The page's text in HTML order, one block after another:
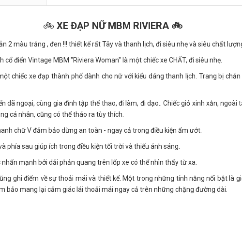
🚲 XE ĐẠP NỮ MBM RIVIERA 🚲
2 màu trắng , đen !!! thiết kế rất Tây và thanh lịch, đi siêu nhẹ và siêu chất
cổ điển Vintage MBM "Riviera Woman" là một chiếc xe CHẤT, đi siêu nhẹ.
chiếc xe đạp thành phố dành cho nữ với kiểu dáng thanh lịch. Trang bị
dã ngoại, cùng gia đình tập thể thao, đi làm, đi dạo.. Chiếc giỏ xinh xắn, ngoài
cá nhân, cũng có thể tháo ra tùy thích.
chữ V đảm bảo dừng an toàn - ngay cả trong điều kiện ẩm ướt.
phía sau giúp ích trong điều kiện tối trời và thiếu ánh sáng.
mạnh bởi dải phản quang trên lốp xe có thể nhìn thấy từ xa.
ghi điểm về sự thoải mái và thiết kế. Một trong những tính năng nổi bật là
bảo mang lại cảm giác lái thoải mái ngay cả trên những chặng đường dài.